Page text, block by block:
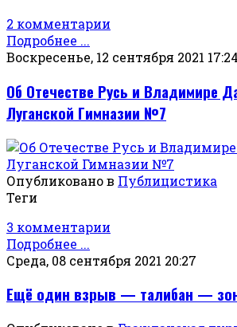
2 комментарии
Подробнее ...
Воскресенье, 12 сентября 2021 17:24
Об Отечестве Русь и Владимире
Луганской Гимназии №7
Опубликовано в Публицистика
Теги
3 комментарии
Подробнее ...
Среда, 08 сентября 2021 20:27
Ещё один взрыв — талибан —